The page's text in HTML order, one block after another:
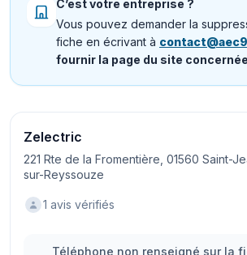
C’est votre entreprise ?
Vous pouvez demander la
fiche en écrivant à
fournir la page du site
Zelectric
221 Rte de la Fromentière, 01560 Saint-
sur-Reyssouze
1 avis vérifiés
Téléphone non renseigné sur la